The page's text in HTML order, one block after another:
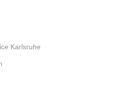
Karlsruhe